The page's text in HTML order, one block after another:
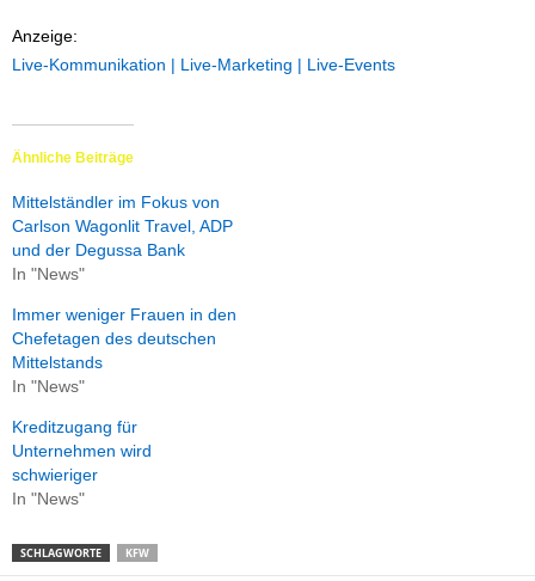
Anzeige:
Live-Kommunikation | Live-Marketing | Live-Events
Ähnliche Beiträge
Mittelständler im Fokus von
Carlson Wagonlit Travel, ADP
und der Degussa Bank
In "News"
Immer weniger Frauen in den
Chefetagen des deutschen
Mittelstands
In "News"
Kreditzugang für
Unternehmen wird
schwieriger
In "News"
SCHLAGWORTE KFW